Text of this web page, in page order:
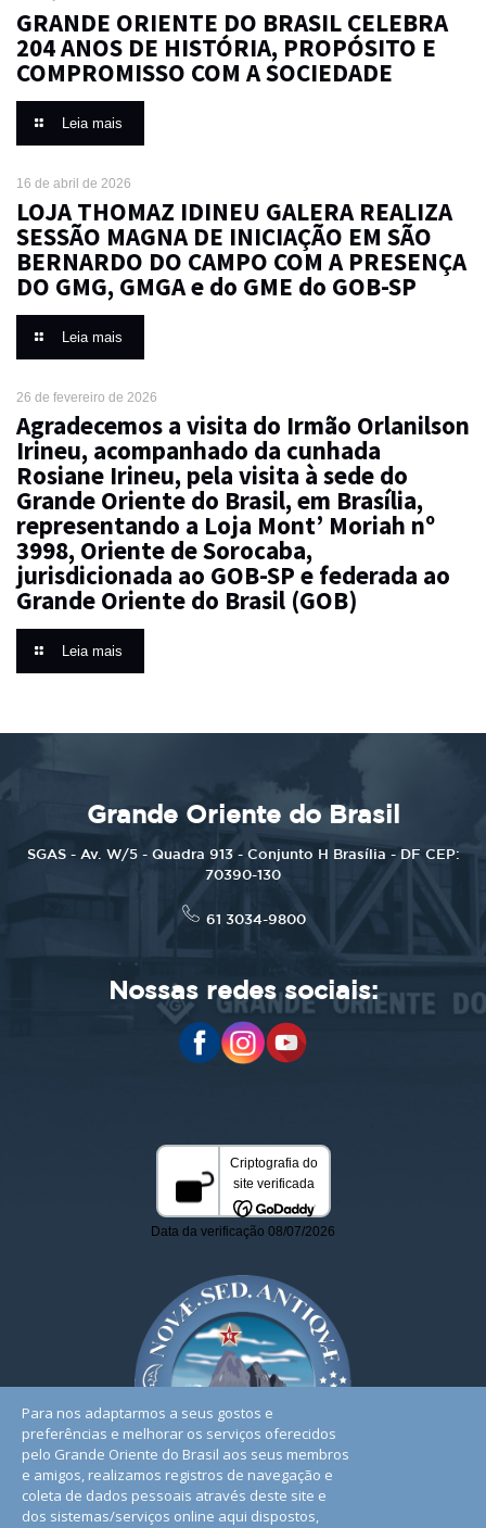
GRANDE ORIENTE DO BRASIL CELEBRA
204 ANOS DE HISTÓRIA, PROPÓSITO E
COMPROMISSO COM A SOCIEDADE
Leia mais
16 de abril de 2026
LOJA THOMAZ IDINEU GALERA REALIZA
SESSÃO MAGNA DE INICIAÇÃO EM SÃO
BERNARDO DO CAMPO COM A PRESENÇA
DO GMG, GMGA e do GME do GOB-SP
Leia mais
26 de fevereiro de 2026
Agradecemos a visita do Irmão Orlanilson
Irineu, acompanhado da cunhada
Rosiane Irineu, pela visita à sede do
Grande Oriente do Brasil, em Brasília,
representando a Loja Mont’ Moriah nº
3998, Oriente de Sorocaba,
jurisdicionada ao GOB-SP e federada ao
Grande Oriente do Brasil (GOB)
Leia mais
Grande Oriente do Brasil
SGAS - Av. W/5 - Quadra 913 - Conjunto H Brasília - DF CEP:
70390-130
61 3034-9800
Nossas redes sociais:
Para nos adaptarmos a seus gostos e
preferências e melhorar os serviços oferecidos
pelo Grande Oriente do Brasil aos seus membros
e amigos, realizamos registros de navegação e
coleta de dados pessoais através deste site e
dos sistemas/serviços online aqui dispostos,